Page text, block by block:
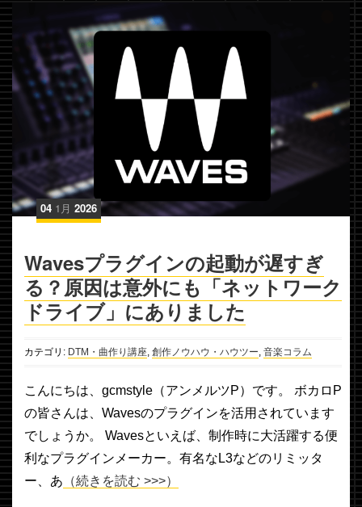
04 1月 2026
Wavesプラグインの起動が遅すぎ
る？原因は意外にも「ネットワーク
ドライブ」にありました
カテゴリ: DTM・曲作り講座 創作ノウハウ・ハウツー 音楽コラム
こんにちは、gcmstyle（アンメルツP）です。 ボカロP
の皆さんは、Wavesのプラグインを活用されています
でしょうか。 Wavesといえば、制作時に大活躍する便
利なプラグインメーカー。有名なL3などのリミッタ
ー、あ （続きを読む >>>）